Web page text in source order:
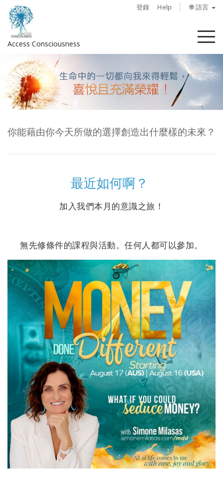
登錄 Help 🌐 語言
Access Consciousness
菜
登
錄
您
的
戶
關
課
程
導
師
Shop
More
聯
搜
索
你能藉由你今天所做的選擇創造出什麼樣的未來？
最近如何啊？
加入我們本月的意識之旅！
無先修條件的課程與活動。任何人都可以參加。